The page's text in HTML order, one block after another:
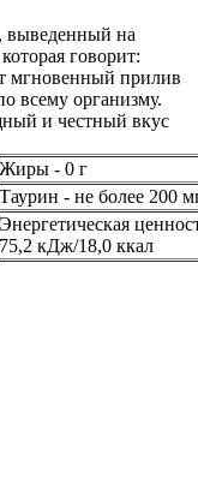
выведенный на
говорит:
мгновенный прилив
всему организму.
и честный вкус
Жиры - 0 г
Таурин - не более 200
Энергетическая
75,2 кДж/18,0 ккал